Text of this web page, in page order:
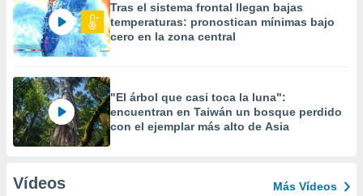
Tras el sistema frontal llegan bajas
temperaturas: pronostican mínimas bajo
cero en la zona central
"El árbol que casi toca la luna":
encuentran en Taiwán un bosque perdido
con el ejemplar más alto de Asia
Vídeos Más Vídeos